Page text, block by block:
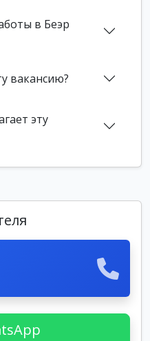
в Беэр
вакансию?
эту